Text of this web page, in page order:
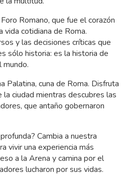
Romano, que fue el corazón
vida cotidiana de Roma.
y las decisiones críticas que
sólo historia: es la historia de
mundo.
Palatina, cuna de Roma. Disfruta
ciudad mientras descubres las
que antaño gobernaron
Cambia a nuestra
vivir una experiencia más
a la Arena y camina por el
lucharon por sus vidas.